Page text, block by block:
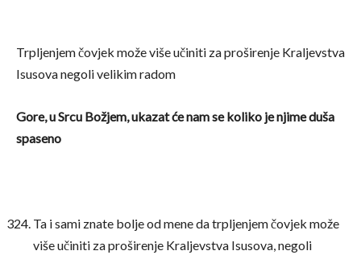
Trpljenjem čovjek može više učiniti za proširenje Kraljevstva
Isusova negoli velikim radom
Gore, u Srcu Božjem, ukazat će nam se koliko je njime duša
spaseno
Ta i sami znate bolje od mene da trpljenjem čovjek može
više učiniti za proširenje Kraljevstva Isusova, negoli